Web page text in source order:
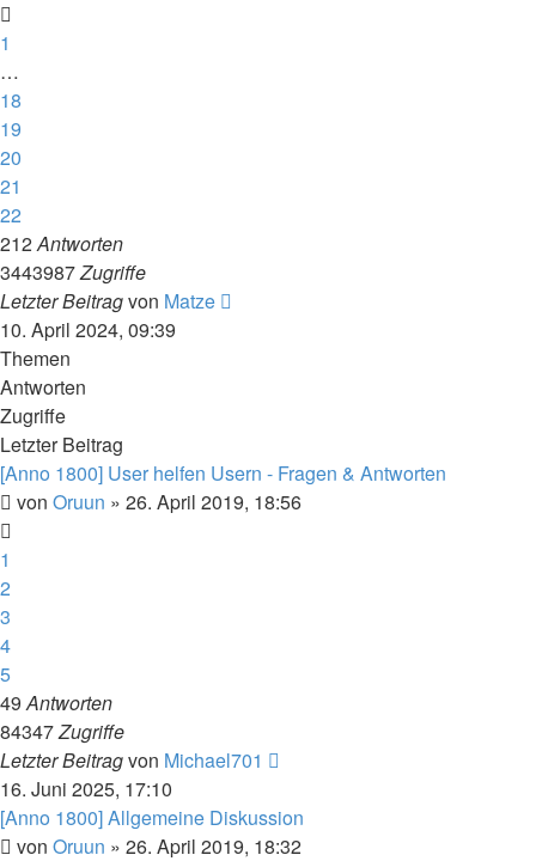
1
…
18
19
20
21
22
212Antworten
3443987Zugriffe
Letzter Beitragvon Matze
10. April 2024, 09:39
Themen
Antworten
Zugriffe
Letzter Beitrag
[Anno 1800] User helfen Usern - Fragen & Antworten
von Oruun » 26. April 2019, 18:56
1
2
3
4
5
49Antworten
84347Zugriffe
Letzter Beitragvon Michael701
16. Juni 2025, 17:10
[Anno 1800] Allgemeine Diskussion
von Oruun » 26. April 2019, 18:32